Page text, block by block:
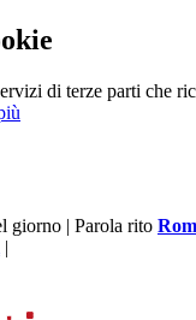
di terze parti che
giorno | Parola rito
|